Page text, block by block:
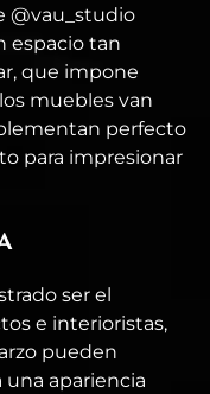
@vau_studio
espacio tan
que impone
muebles van
perfecto
para impresionar
ser el
e interioristas,
pueden
apariencia